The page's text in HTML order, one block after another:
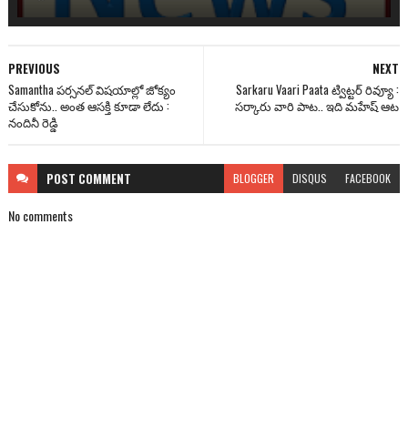
NEXT
Sarkaru Vaari Paata ట్విట్టర్ రివ్యూ :
సర్కారు వారి పాట.. ఇది మహేష్ ఆట
PREVIOUS
Samantha పర్సనల్ విషయాల్లో జోక్యం
చేసుకోను.. అంత ఆసక్తి కూడా లేదు :
నందినీ రెడ్డి
POST COMMENT BLOGGER DISQUS FACEBOOK
No comments